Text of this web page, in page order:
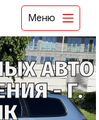
Меню
АВТО
- Г.